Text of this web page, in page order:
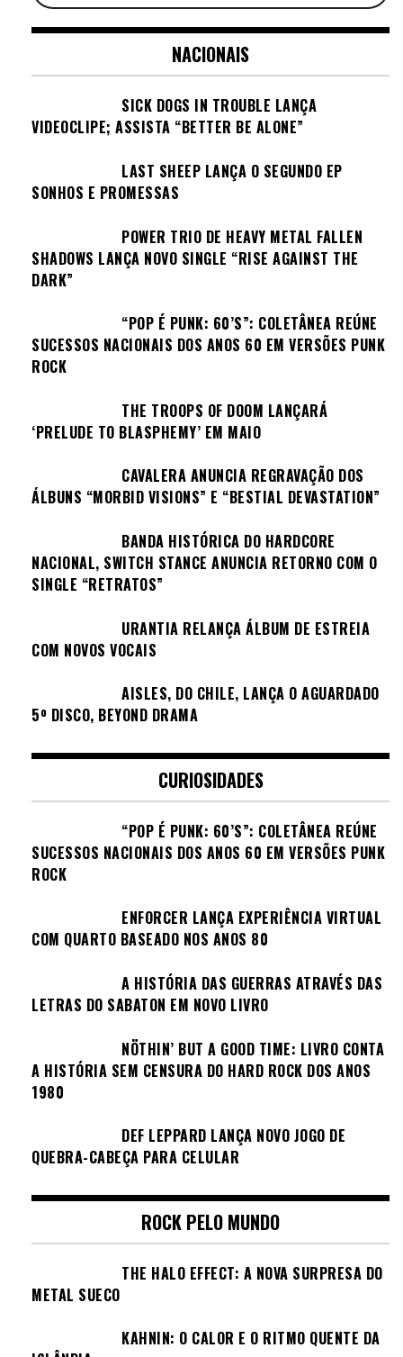
NACIONAIS
SICK DOGS IN TROUBLE LANÇA
VIDEOCLIPE; ASSISTA “BETTER BE ALONE”
LAST SHEEP LANÇA O SEGUNDO EP
SONHOS E PROMESSAS
POWER TRIO DE HEAVY METAL FALLEN
SHADOWS LANÇA NOVO SINGLE “RISE AGAINST THE
DARK”
“POP É PUNK: 60’S”: COLETÂNEA REÚNE
SUCESSOS NACIONAIS DOS ANOS 60 EM VERSÕES PUNK
ROCK
THE TROOPS OF DOOM LANÇARÁ
‘PRELUDE TO BLASPHEMY’ EM MAIO
CAVALERA ANUNCIA REGRAVAÇÃO DOS
ÁLBUNS “MORBID VISIONS” E “BESTIAL DEVASTATION”
BANDA HISTÓRICA DO HARDCORE
NACIONAL, SWITCH STANCE ANUNCIA RETORNO COM O
SINGLE “RETRATOS”
URANTIA RELANÇA ÁLBUM DE ESTREIA
COM NOVOS VOCAIS
AISLES, DO CHILE, LANÇA O AGUARDADO
5º DISCO, BEYOND DRAMA
CURIOSIDADES
“POP É PUNK: 60’S”: COLETÂNEA REÚNE
SUCESSOS NACIONAIS DOS ANOS 60 EM VERSÕES PUNK
ROCK
ENFORCER LANÇA EXPERIÊNCIA VIRTUAL
COM QUARTO BASEADO NOS ANOS 80
A HISTÓRIA DAS GUERRAS ATRAVÉS DAS
LETRAS DO SABATON EM NOVO LIVRO
NÖTHIN’ BUT A GOOD TIME: LIVRO CONTA
A HISTÓRIA SEM CENSURA DO HARD ROCK DOS ANOS
1980
DEF LEPPARD LANÇA NOVO JOGO DE
QUEBRA-CABEÇA PARA CELULAR
ROCK PELO MUNDO
THE HALO EFFECT: A NOVA SURPRESA DO
METAL SUECO
KAHNIN: O CALOR E O RITMO QUENTE DA